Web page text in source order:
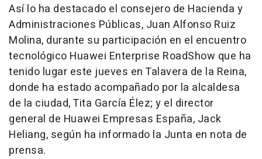
Así lo ha destacado el consejero de Hacienda y
Administraciones Públicas, Juan Alfonso Ruiz
Molina, durante su participación en el encuentro
tecnológico Huawei Enterprise RoadShow que ha
tenido lugar este jueves en Talavera de la Reina,
donde ha estado acompañado por la alcaldesa
de la ciudad, Tita García Élez; y el director
general de Huawei Empresas España, Jack
Heliang, según ha informado la Junta en nota de
prensa.